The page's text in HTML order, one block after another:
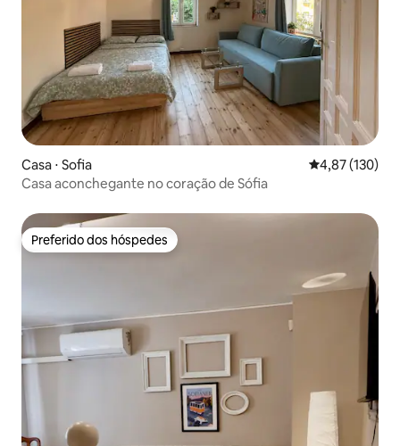
Casa ⋅ Sofia 4,87 de uma
4,87 (130)
Casa aconchegante no coração de Sófia
Preferido dos hóspedes
Preferido dos hóspedes